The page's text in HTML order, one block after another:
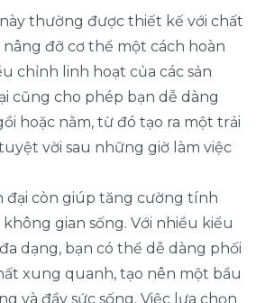
thường được thiết kế với chất
nâng đỡ cơ thể một cách hoàn
chỉnh linh hoạt của các sản
cũng cho phép bạn dễ dàng
hoặc nằm, từ đó tạo ra một trải
vời sau những giờ làm việc
đại còn giúp tăng cường tính
gian sống. Với nhiều kiểu
dạng, bạn có thể dễ dàng phối
xung quanh, tạo nên một bầu
và đầy sức sống. Việc lựa chọn